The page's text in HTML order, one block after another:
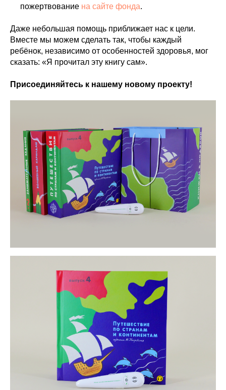
пожертвование на сайте фонда.
Даже небольшая помощь приближает нас к цели.
Вместе мы можем сделать так, чтобы каждый
ребёнок, независимо от особенностей здоровья, мог
сказать: «Я прочитал эту книгу сам».
Присоединяйтесь к нашему новому проекту!